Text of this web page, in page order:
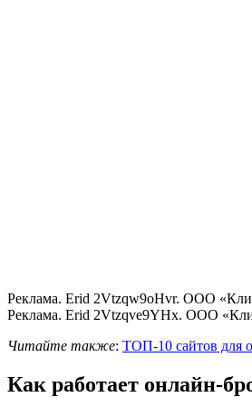
Реклама. Erid 2Vtzqw9oHvr. ООО
Реклама. Erid 2Vtzqve9YHx. ООО
Читайте также: ТОП-10 сайтов для
Как работает онлайн-